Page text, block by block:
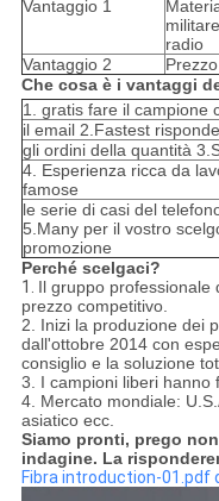
Vantaggio 1
radio
Vantaggio 2
Che cosa è i vantaggi
1. gratis fare il campione
il email 2.Fastest risponde
gli ordini della quantità
4. Esperienza ricca da
famose
le serie di casi del
5.Many per il vostro
promozione
Perché scelgaci?
1. Il gruppo professionale
prezzo competitivo.
2. Inizi la produzione dei
dall'ottobre 2014 con
consiglio e la soluzione
3. I campioni liberi hanno
4. Mercato mondiale:
asiatico ecc.
Siamo pronti, prego
indagine. La
Fibra introduction-01.pdf